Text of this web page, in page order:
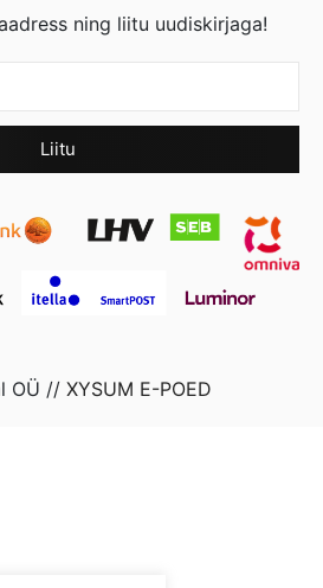
ning liitu uudiskirjaga!
OÜ // XYSUM E-POED